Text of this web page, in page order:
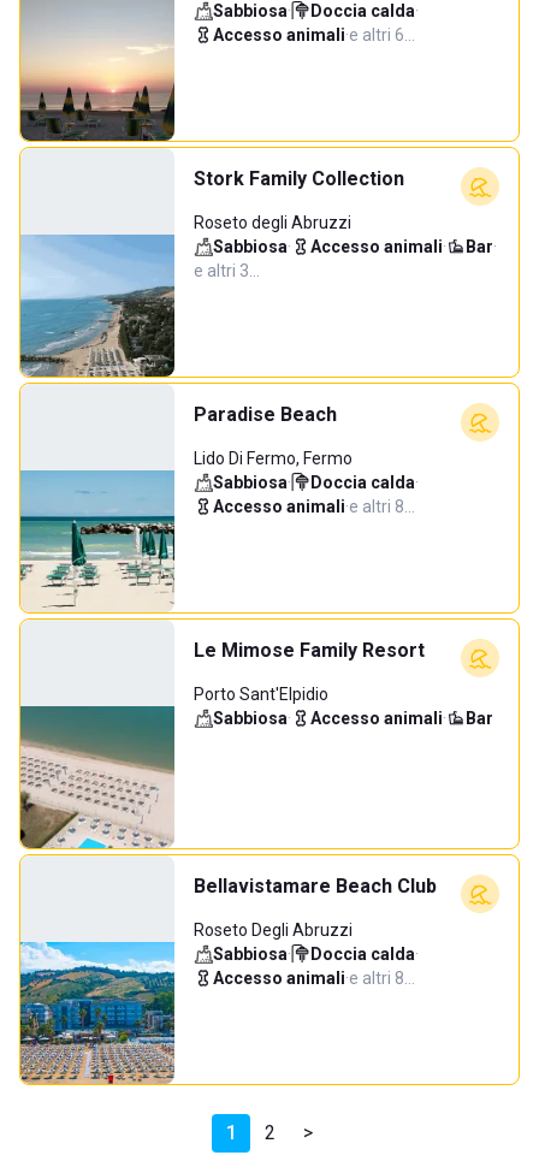
Sabbiosa· Doccia calda·
Accesso animali·e altri 6…
Stork Family Collection
Roseto degli Abruzzi
Sabbiosa· Accesso animali· Bar·
e altri 3…
Paradise Beach
Lido Di Fermo, Fermo
Sabbiosa· Doccia calda·
Accesso animali·e altri 8…
Le Mimose Family Resort
Porto Sant'Elpidio
Sabbiosa· Accesso animali· Bar
Bellavistamare Beach Club
Roseto Degli Abruzzi
Sabbiosa· Doccia calda·
Accesso animali·e altri 8…
1 2 >